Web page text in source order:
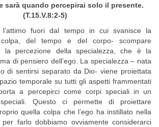
sarà quando percepirai solo il presente.
(T.15.V.8:2-5)
l’attimo fuori dal tempo in cui svanisce la
del tempo e del corpo- scompare
la percezione della specialezza, che è la
di pensiero dell’ego. La specialezza – nata
di sentirsi separato da Dio- viene proiettata
temporale su tutti gli aspetti frammentati
a percepirci come corpi speciali in un
Questo ci permette di proiettare
quella colpa che l’ego ha instillato nella
farlo dobbiamo ovviamente considerarci